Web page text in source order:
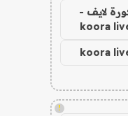
لايف -
koora
koora
!